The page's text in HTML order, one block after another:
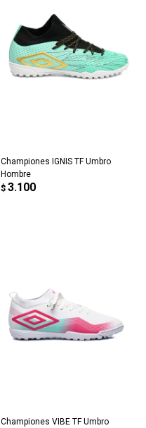
Championes IGNIS TF Umbro
Hombre
$ 3.100
Championes VIBE TF Umbro